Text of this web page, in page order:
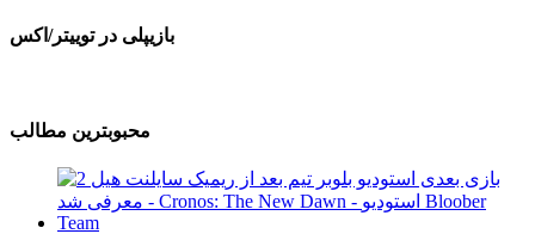
بازیپلی در توییتر/اکس
محبوبترین مطالب